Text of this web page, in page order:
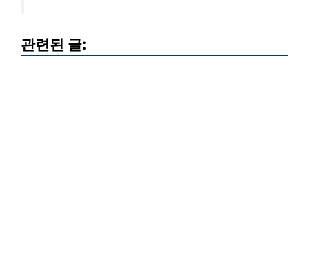
관련된 글: